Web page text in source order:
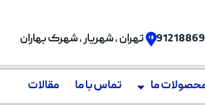
تهران , شهریار , شهرک بهاران
ما تماس با ما مقالات